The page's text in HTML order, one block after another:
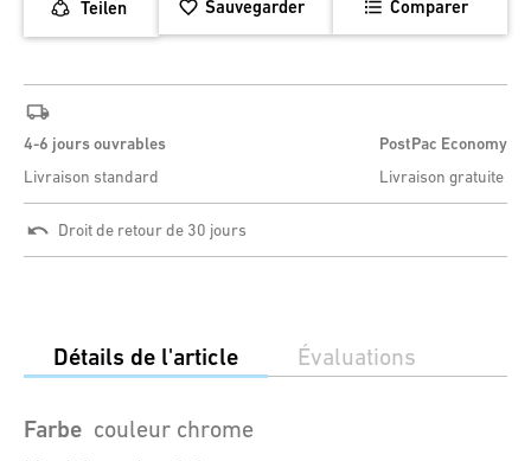
Teilen Sauvegarder Comparer
4-6 jours ouvrables
Livraison standard
PostPac Economy
Livraison gratuite
Droit de retour de 30 jours
Détails de l'article Évaluations
Farbe couleur chrome